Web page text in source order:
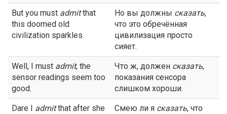
But you must admitthat
this doomed old
civilization sparkles.
Но вы должны сказать,
что это обречённая
цивилизация просто
сияет.
Well, I must admit, the
sensor readings seem too
good.
Что ж, должен сказать,
показания сенсора
слишком хороши.
Dare I admitthat after she
Смею ли я сказать, что